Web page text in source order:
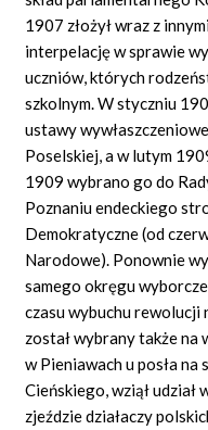
1907 złożył wraz z
interpelację w sprawie
uczniów, których
szkolnym. W styczniu
ustawy
Poselskiej, a w lutym
1909 wybrano go do
Poznaniu endeckiego
Demokratyczne (od
Narodowe). Ponownie
samego okręgu
czasu wybuchu rewolucji
został wybrany także na
w Pieniawach u posła na
Cieńskiego, wziął
zjeździe działaczy